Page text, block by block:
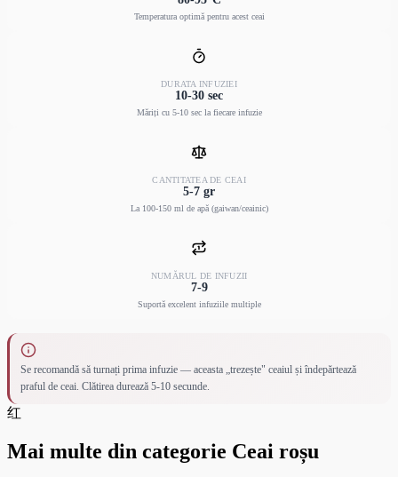
Temperatura optimă pentru acest ceai
DURATA INFUZIEI
10-30 sec
Măriți cu 5-10 sec la fiecare infuzie
CANTITATEA DE CEAI
5-7 gr
La 100-150 ml de apă (gaiwan/ceainic)
NUMĂRUL DE INFUZII
7-9
Suportă excelent infuziile multiple
Se recomandă să turnați prima infuzie — aceasta „trezește" ceaiul și îndepărtează
praful de ceai. Clătirea durează 5-10 secunde.
红
Mai multe din categorie Ceai roșu